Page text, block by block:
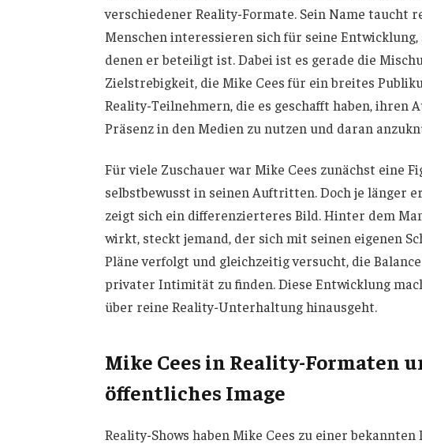
verschiedener Reality-Formate. Sein Name taucht
Menschen interessieren sich für seine
denen er beteiligt ist. Dabei ist es gerade die
Zielstrebigkeit, die Mike Cees für ein breites
Reality-Teilnehmern, die es geschafft haben,
Präsenz in den Medien zu nutzen und daran
Für viele Zuschauer war Mike Cees zunächst eine
selbstbewusst in seinen Auftritten. Doch je länger
zeigt sich ein differenzierteres Bild. Hinter dem
wirkt, steckt jemand, der sich mit seinen eigenen
Pläne verfolgt und gleichzeitig versucht, die
privater Intimität zu finden. Diese Entwicklung
über reine Reality-Unterhaltung hinausgeht.
Mike Cees in Reality-Formaten
öffentliches Image
Reality-Shows haben Mike Cees zu einer